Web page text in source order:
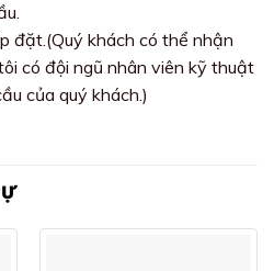
đặt.(Quý khách có thể nhận
có đội ngũ nhân viên kỹ thuật
của quý khách.)